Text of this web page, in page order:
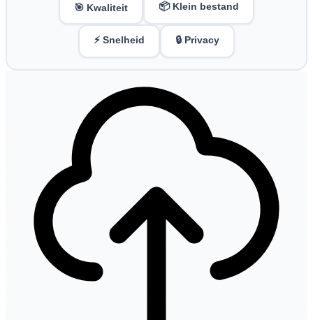
🎯 Kwaliteit 📦 Klein bestand
⚡ Snelheid 🔒 Privacy